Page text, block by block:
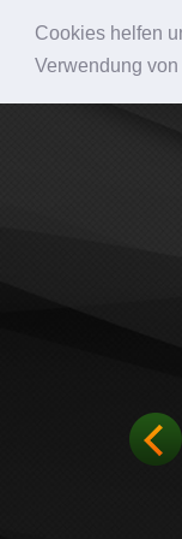
Cookies helfen
Verwendung